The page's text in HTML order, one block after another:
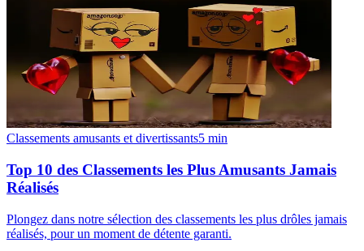
Classements amusants et divertissants5 min
Top 10 des Classements les Plus Amusants Jamais
Réalisés
Plongez dans notre sélection des classements les plus drôles jamais
réalisés, pour un moment de détente garanti.